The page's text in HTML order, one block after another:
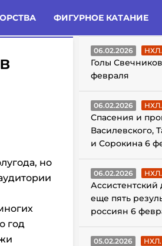
ФИГУРНОЕ КАТАНИЕ
но
год
ГОЛЫ С
06.02.2026
Голы
февраля
06.02.2026
Спасения и
Василевского,
и Сорокина 6
06.02.2026
еще пять
россиян 6
05.02.2026 НХЛ.